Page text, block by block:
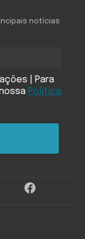
notícias
| Para
Política